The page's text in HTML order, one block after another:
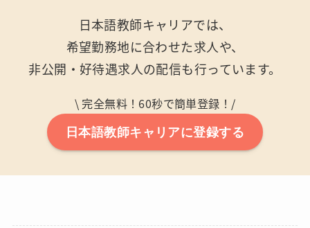
日本語教師キャリアでは、
希望勤務地に合わせた求人や、
非公開・好待遇求人の配信も行っています。
\ 完全無料！60秒で簡単登録！/
日本語教師キャリアに登録する